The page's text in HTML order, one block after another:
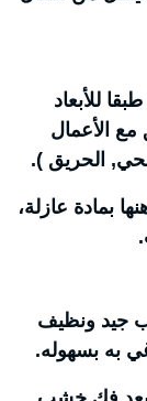
للأبعاد
مع الأعمال
الحريق ).
بمادة عازلة،
جيد ونظيف
به بسهوله.